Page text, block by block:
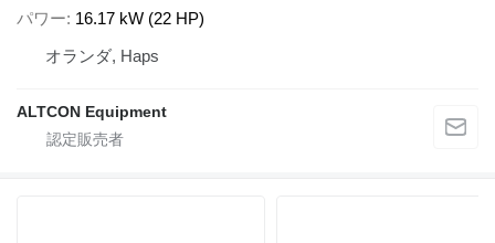
パワー 16.17 kW (22 HP)
オランダ, Haps
ALTCON Equipment